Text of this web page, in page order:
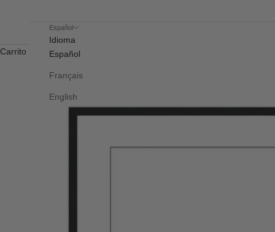
Español
Idioma
Español
Français
English
Carrito